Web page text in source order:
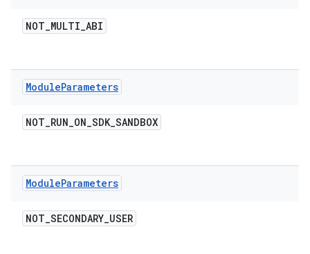
NOT_MULTI_ABI
ModuleParameters
NOT_RUN_ON_SDK_SANDBOX
ModuleParameters
NOT_SECONDARY_USER